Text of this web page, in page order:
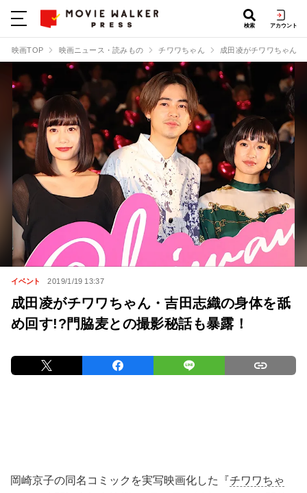
検索 アカウント
映画TOP 映画ニュース・読みもの チワワちゃん 成田凌がチワワちゃん
イベント 2019/1/19 13:37
成田凌がチワワちゃん・吉田志織の身体を舐
め回す!?門脇麦との撮影秘話も暴露！
岡崎京子の同名コミックを実写映画化した『チワワちゃ